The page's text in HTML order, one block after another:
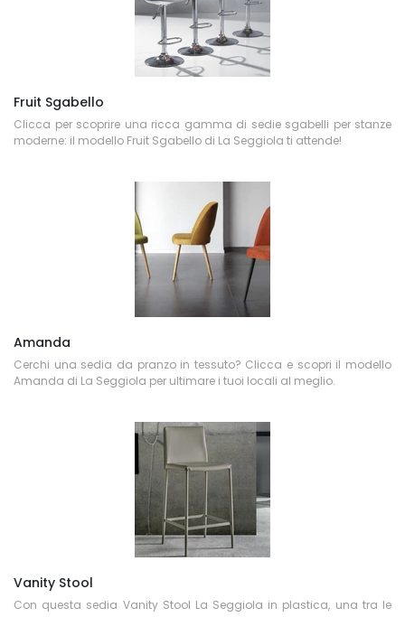
Fruit Sgabello
Clicca per scoprire una ricca gamma di sedie sgabelli per stanze
moderne: il modello Fruit Sgabello di La Seggiola ti attende!
Amanda
Cerchi una sedia da pranzo in tessuto? Clicca e scopri il modello
Amanda di La Seggiola per ultimare i tuoi locali al meglio.
Vanity Stool
Con questa sedia Vanity Stool La Seggiola in plastica, una tra le